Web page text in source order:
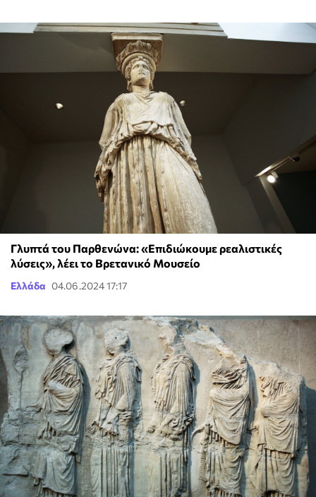
Γλυπτά του Παρθενώνα: «Επιδιώκουμε ρεαλιστικές
λύσεις», λέει το Βρετανικό Μουσείο
Ελλάδα 04.06.2024 17:17